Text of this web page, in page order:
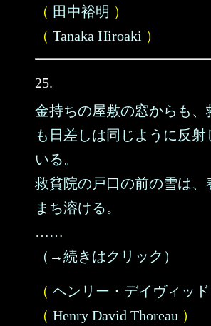
（ 田中裕明 ）
（ Tanaka Hiroaki ）
25.
金持ちの屋敷の窓からも、
も日差しは同じように反射
いる。
救貧院の戸口の前の雪は、
まち溶ける。
……
（→続きはクリック）
（ ヘンリー・デイヴィッ
（ Henry David Thoreau ）